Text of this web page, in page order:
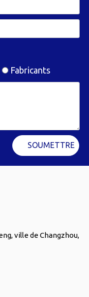
Fabricants
SOUMETTRE
ville de Changzhou,